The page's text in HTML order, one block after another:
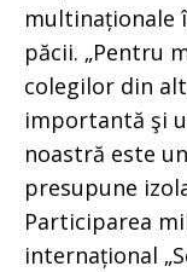
multinaționale
păcii. „Pentru
colegilor din
importantă şi
noastră este
presupune
Participarea
internațional